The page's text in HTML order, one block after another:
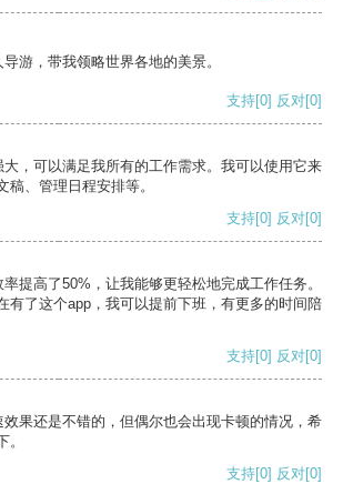
游，带我领略世界各地的美景。
支持[0] 反对[0]
，可以满足我所有的工作需求。我可以使用它来
稿、管理日程安排等。
支持[0] 反对[0]
提高了50%，让我能够更轻松地完成工作任务。
有了这个app，我可以提前下班，有更多的时间陪
支持[0] 反对[0]
果还是不错的，但偶尔也会出现卡顿的情况，希
支持[0] 反对[0]